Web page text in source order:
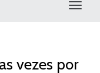
vezes por